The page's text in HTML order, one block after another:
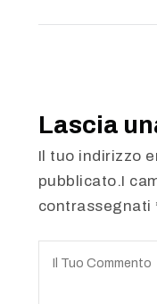
Lascia
Il tuo indirizzo
pubblicato.I
contrassegnati